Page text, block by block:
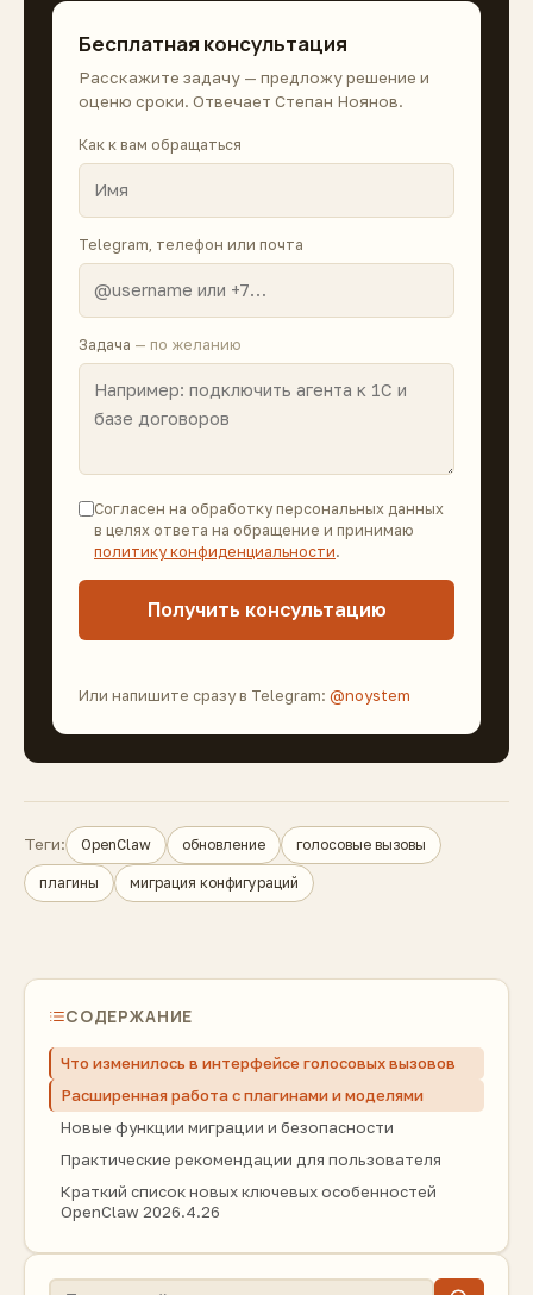
Бесплатная консультация
Расскажите задачу — предложу решение и
оценю сроки. Отвечает Степан Ноянов.
Как к вам обращаться
Telegram, телефон или почта
Задача — по желанию
Согласен на обработку персональных данных
в целях ответа на обращение и принимаю
политику конфиденциальности.
Получить консультацию
Или напишите сразу в Telegram: @noystem
Теги: OpenClaw обновление голосовые вызовы
плагины миграция конфигураций
СОДЕРЖАНИЕ
Что изменилось в интерфейсе голосовых вызовов
Расширенная работа с плагинами и моделями
Новые функции миграции и безопасности
Практические рекомендации для пользователя
Краткий список новых ключевых особенностей
OpenClaw 2026.4.26